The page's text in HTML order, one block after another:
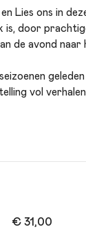
Lies ons in
is, door
de avond
vol
€ 31,00